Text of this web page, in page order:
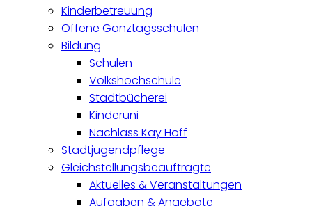
Kinderbetreuung
Offene Ganztagsschulen
Bildung
Schulen
Volkshochschule
Stadtbücherei
Kinderuni
Nachlass Kay Hoff
Stadtjugendpflege
Gleichstellungsbeauftragte
Aktuelles & Veranstaltungen
Aufgaben & Angebote